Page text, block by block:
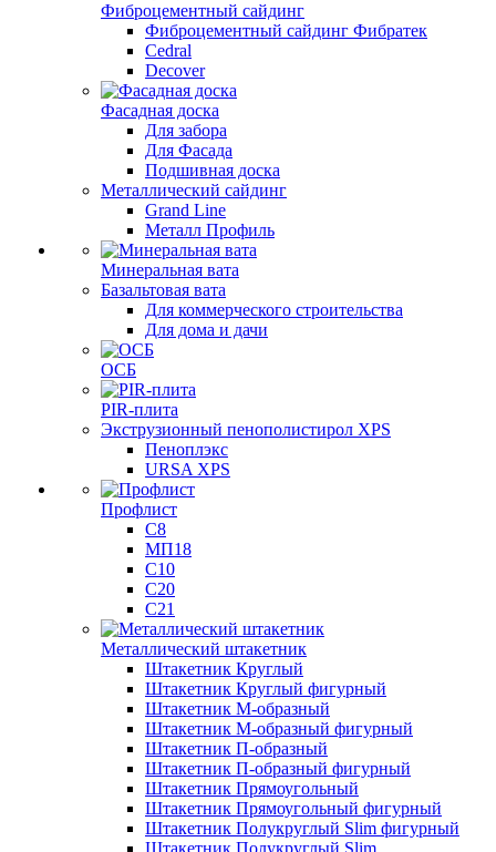
Фиброцементный сайдинг
Фиброцементный сайдинг Фибратек
Cedral
Decover
Фасадная доска
Для забора
Для Фасада
Подшивная доска
Металлический сайдинг
Grand Line
Металл Профиль
Минеральная вата
Базальтовая вата
Для коммерческого строительства
Для дома и дачи
ОСБ
PIR-плита
Экструзионный пенополистирол XPS
Пеноплэкс
URSA XPS
Профлист
С8
МП18
С10
С20
С21
Металлический штакетник
Штакетник Круглый
Штакетник Круглый фигурный
Штакетник М-образный
Штакетник М-образный фигурный
Штакетник П-образный
Штакетник П-образный фигурный
Штакетник Прямоугольный
Штакетник Прямоугольный фигурный
Штакетник Полукруглый Slim фигурный
Штакетник Полукруглый Slim